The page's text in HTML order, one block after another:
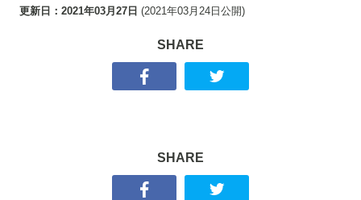
更新日： 2021年03月27日 (2021年03月24日 公開)
SHARE
SHARE